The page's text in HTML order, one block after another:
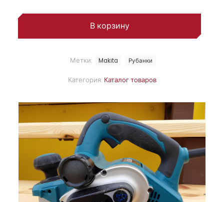
В корзину
Категория: Каталог товаров
Метки: Makita Рубанки